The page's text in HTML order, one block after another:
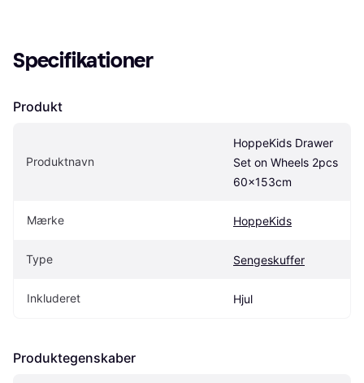
Specifikationer
Produkt
Produktnavn
HoppeKids Drawer
Set on Wheels 2pcs
60x153cm
Mærke HoppeKids
Type Sengeskuffer
Inkluderet Hjul
Produktegenskaber